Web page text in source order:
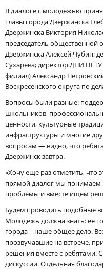
В диалоге с молодежью
главы города Дзержинска
Дзержинска Виктория
председатель общественной
Дзержинска Алексей Чубин;
Сухарева; директор ДПИ
филиал) Александр
Воскресенского округа по
Вопросы были разные:
школьников,
ценности, культурные
инфраструктуры и многие
вопросам — видно, что
Дзержинск завтра.
«Хочу еще раз отметить, что
прямой диалог мы понимаем
проблемы и вместе ищем
Будем проводить подобные
Молодежь должна знать: ее
города – наше общее дело.
прозвучавшие на встрече,
решения вместе с ребятами.
дискуссии. Отдельная